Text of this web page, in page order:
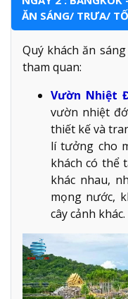
ĂN SÁNG/ TRƯA/
Quý khách ăn
tham quan:
Vườn Nhiệt
vườn nhiệt
thiết kế và
lí tưởng cho
khách có thể
khác nhau,
mọng nước,
cây cảnh khác.